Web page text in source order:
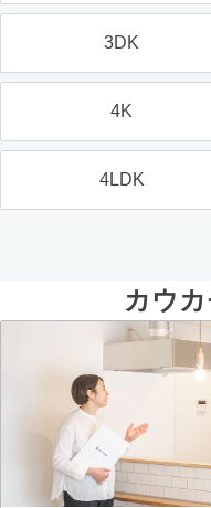
3DK
4K
4LDK
カウ